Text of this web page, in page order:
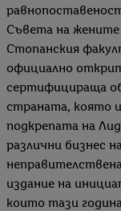
Съвета на жените
Стопанския
официално
сертифицираща
страната, която
подкрепата на
различни бизнес
издание на
които тази